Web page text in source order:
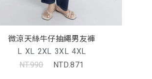
微涼天絲牛仔抽繩男友褲
L XL 2XL 3XL 4XL
NT.990
NTD.871